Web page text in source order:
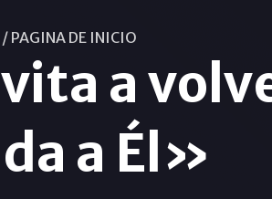
/PAGINA DE INICIO
a
a Él»